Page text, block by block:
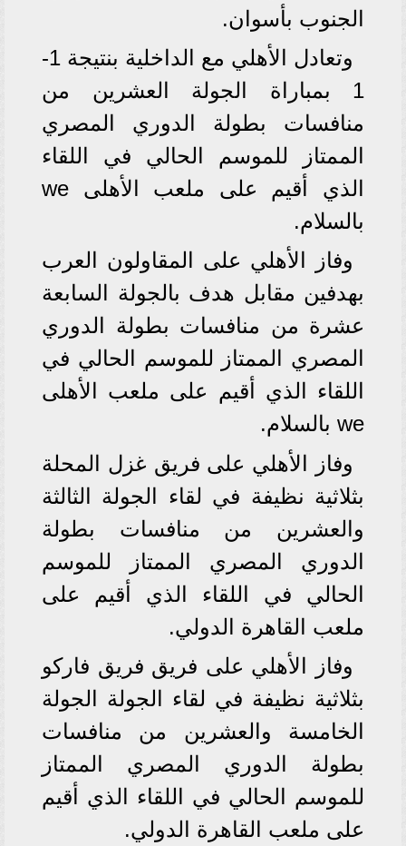
الجنوب بأسوان.
وتعادل الأهلي مع الداخلية بنتيجة 1-
1 بمباراة الجولة العشرين من
منافسات بطولة الدوري المصري
الممتاز للموسم الحالي في اللقاء
الذي أقيم على ملعب الأهلى we
بالسلام.
وفاز الأهلي على المقاولون العرب
بهدفين مقابل هدف بالجولة السابعة
عشرة من منافسات بطولة الدوري
المصري الممتاز للموسم الحالي في
اللقاء الذي أقيم على ملعب الأهلى
we بالسلام.
وفاز الأهلي على فريق غزل المحلة
بثلاثية نظيفة في لقاء الجولة الثالثة
والعشرين من منافسات بطولة
الدوري المصري الممتاز للموسم
الحالي في اللقاء الذي أقيم على
ملعب القاهرة الدولي.
وفاز الأهلي على فريق فريق فاركو
بثلاثية نظيفة في لقاء الجولة الجولة
الخامسة والعشرين من منافسات
بطولة الدوري المصري الممتاز
للموسم الحالي في اللقاء الذي أقيم
على ملعب القاهرة الدولي.